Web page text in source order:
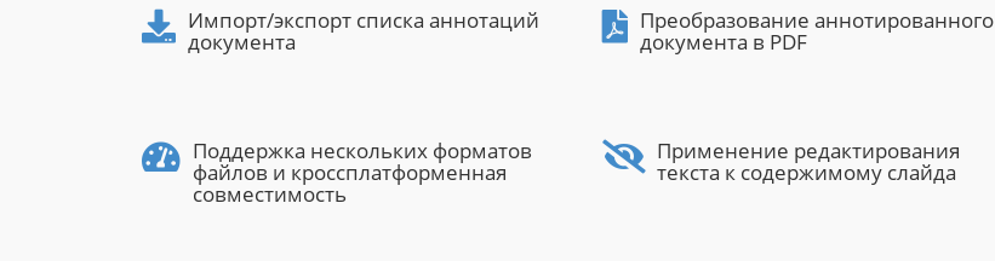
Импорт/экспорт списка аннотаций
документа
Преобразование аннотированного
документа в PDF
Поддержка нескольких форматов
файлов и кроссплатформенная
совместимость
Применение редактирования
текста к содержимому слайда